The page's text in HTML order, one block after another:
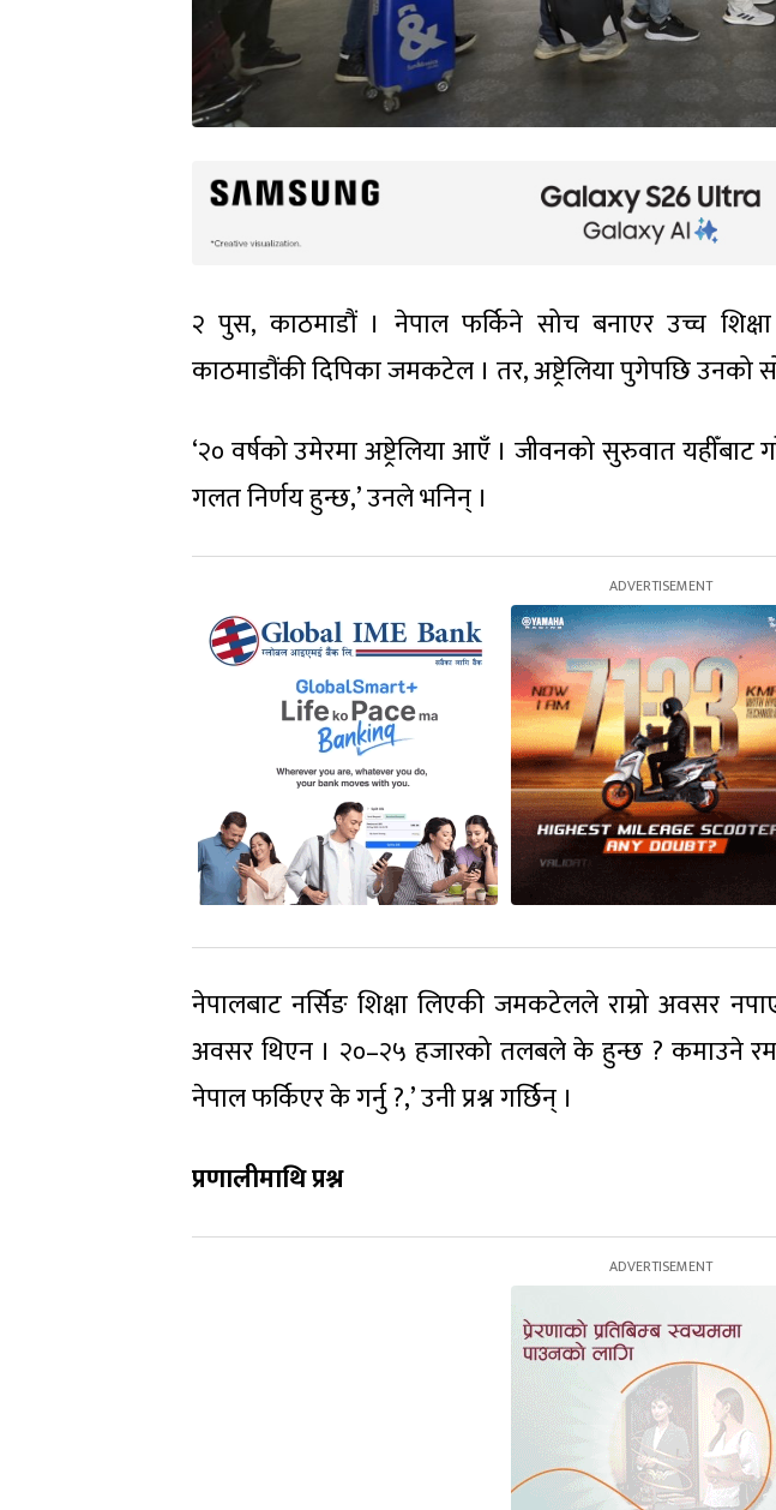
२ पुस, काठमाडौं । नेपाल फर्किने सोच बनाएर उच्च
काठमाडौंकी दिपिका जमकटेल । तर, अष्ट्रेलिया पुगेपछि उनको
‘२० वर्षको उमेरमा अष्ट्रेलिया आएँ । जीवनको सुरुवात
गलत निर्णय हुन्छ,’ उनले भनिन् ।
नेपालबाट नर्सिङ शिक्षा लिएकी जमकटेलले राम्रो अवसर
अवसर थिएन । २०–२५ हजारको तलबले के हुन्छ ? कमाउने
नेपाल फर्किएर के गर्नु ?,’ उनी प्रश्न गर्छिन् ।
प्रणालीमाथि प्रश्न